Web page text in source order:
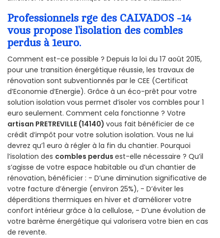
Professionnels rge des CALVADOS -14
vous propose l’isolation des combles
perdus à 1euro.
Comment est-ce possible ? Depuis la loi du 17 août 2015,
pour une transition énergétique réussie, les travaux de
rénovation sont subventionnés par le CEE (Certificat
d’Economie d’Energie). Grâce à un éco-prêt pour votre
solution isolation vous permet d’isoler vos combles pour 1
euro seulement. Comment cela fonctionne ? Votre
artisan PRETREVILLE (14140) vous fait bénéficier de ce
crédit d’impôt pour votre solution isolation. Vous ne lui
devrez qu’1 euro à régler à la fin du chantier. Pourquoi
l’isolation des combles perdus est-elle nécessaire ? Qu’il
s’agisse de votre espace habitable ou d’un chantier de
rénovation, bénéficier : - D’une diminution significative de
votre facture d’énergie (environ 25%), - D’éviter les
déperditions thermiques en hiver et d’améliorer votre
confort intérieur grâce à la cellulose, - D’une évolution de
votre barème énergétique qui valorisera votre bien en cas
de revente.